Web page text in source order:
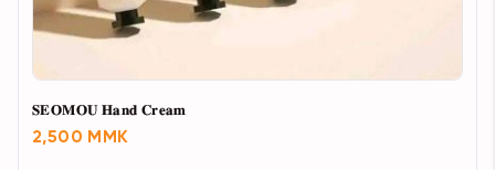
𝐒𝐄𝐎𝐌𝐎𝐔 𝐇𝐚𝐧𝐝 𝐂𝐫𝐞𝐚𝐦
2,500 MMK